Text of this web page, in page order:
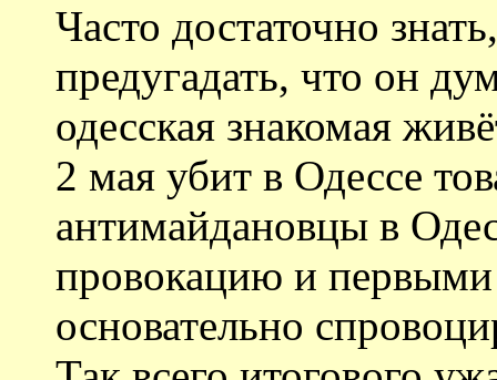
Часто достаточно
предугадать, что он
одесская знакомая
2 мая убит в Одессе
антимайдановцы в
провокацию и
основательно